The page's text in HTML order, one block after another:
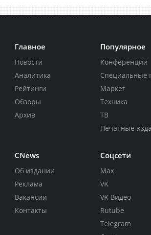
Главное
Новости
Аналитика
Рейтинги
Обзоры
Архив
Популярное
Конференции
Специальные
Маркет
Техника
ТВ
Печатные
CNews
Об издании
Реклама
Вакансии
Контакты
Соцсети
Max
VK
VK Видео
Rutube
Telegram